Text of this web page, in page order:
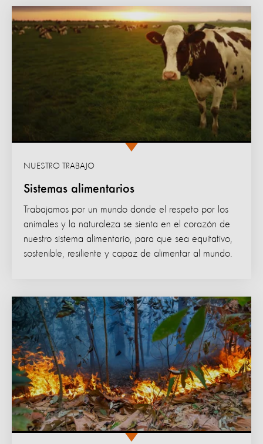
Sistemas alimentarios
NUESTRO TRABAJO
Trabajamos por un mundo donde el respeto por los
animales y la naturaleza se sienta en el corazón de
nuestro sistema alimentario, para que sea equitativo,
sostenible, resiliente y capaz de alimentar al mundo.